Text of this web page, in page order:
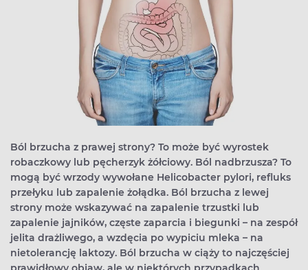
Ból brzucha z prawej strony? To może być wyrostek
robaczkowy lub pęcherzyk żółciowy. Ból nadbrzusza? To
mogą być wrzody wywołane Helicobacter pylori, refluks
przełyku lub zapalenie żołądka. Ból brzucha z lewej
strony może wskazywać na zapalenie trzustki lub
zapalenie jajników, częste zaparcia i biegunki – na zespół
jelita drażliwego, a wzdęcia po wypiciu mleka – na
nietolerancję laktozy. Ból brzucha w ciąży to najczęściej